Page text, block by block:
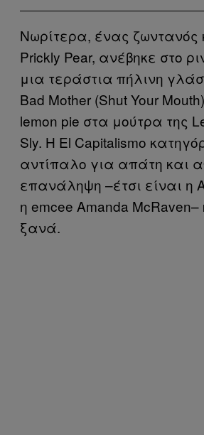
Νωρίτερα, ένας ζωντανός
Prickly Pear, ανέβηκε στο
μια τεράστια πήλινη
Bad Mother (Shut Your
lemon pie στα μούτρα της
Sly. Η El Capitalismo
αντίπαλο για απάτη και
επανάληψη –έτσι είναι η
η emcee Amanda
ξανά.